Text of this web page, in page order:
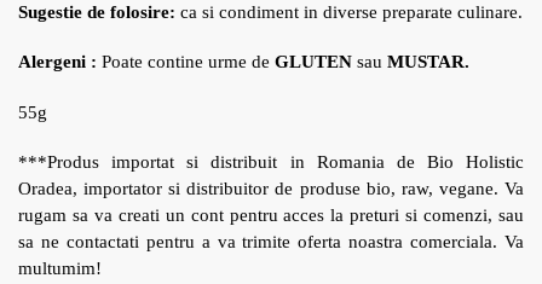
Sugestie de folosire: ca si condiment in diverse preparate culinare.
Alergeni : Poate contine urme de GLUTEN sau MUSTAR.
55g
***Produs importat si distribuit in Romania de Bio Holistic
Oradea, importator si distribuitor de produse bio, raw, vegane. Va
rugam sa va creati un cont pentru acces la preturi si comenzi, sau
sa ne contactati pentru a va trimite oferta noastra comerciala. Va
multumim!